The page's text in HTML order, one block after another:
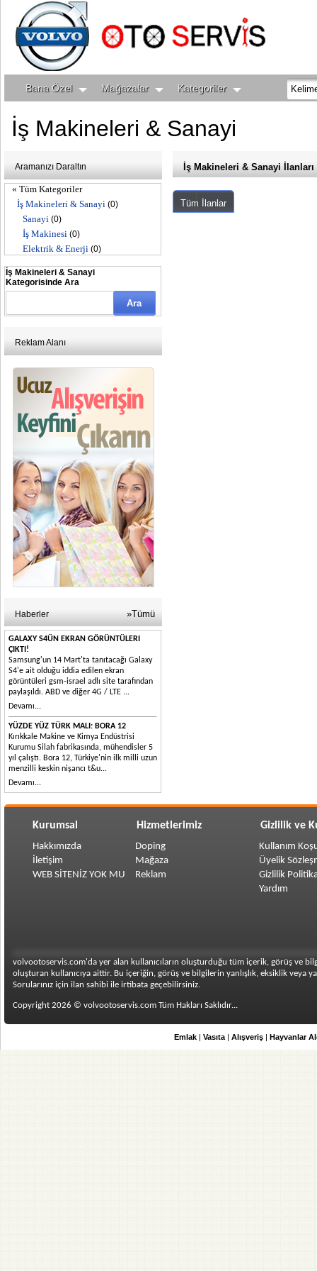
Bana Özel Mağazalar Kategoriler
İş Makineleri & Sanayi
Aramanızı Daraltın
« Tüm Kategoriler
İş Makineleri & Sanayi (0)
Sanayi (0)
İş Makinesi (0)
Elektrik & Enerji (0)
İş Makineleri & Sanayi
Kategorisinde Ara
Reklam Alanı
Haberler »Tümü
GALAXY S4ÜN EKRAN GÖRÜNTÜLERI
ÇIKTI!
Samsung'un 14 Mart'ta tanıtacağı Galaxy
S4'e ait olduğu iddia edilen ekran
görüntüleri gsm-israel adlı site tarafından
paylaşıldı. ABD ve diğer 4G / LTE ...
Devamı...
YÜZDE YÜZ TÜRK MALI: BORA 12
Kırıkkale Makine ve Kimya Endüstrisi
Kurumu Silah fabrikasında, mühendisler 5
yıl çalıştı. Bora 12, Türkiye'nin ilk milli uzun
menzilli keskin nişancı t&u...
Devamı...
İş Makineleri & Sanayi İlanları
Tüm İlanlar
Kurumsal Hizmetlerimiz Gizlilik ve
Hakkımızda
İletişim
WEB SİTENİZ YOK MU
Doping
Mağaza
Reklam
Kullanım
Üyelik
Gizlilik
Yardım
volvootoservis.com'da yer alan kullanıcıların oluşturduğu tüm içerik, görüş ve
oluşturan kullanıcıya aittir. Bu içeriğin, görüş ve bilgilerin yanlışlık, eksiklik veya
Sorularınız için ilan sahibi ile irtibata geçebilirsiniz.
Copyright 2026 © volvootoservis.com Tüm Hakları Saklıdır...
Emlak |Vasıta |Alışveriş |Hayvanlar